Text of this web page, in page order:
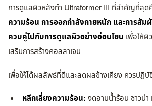
การดูแลผิวหลังทำ Ultraformer III ที่สำคัญที่สุด
ความร้อน การออกกำลังกายหนัก และการสั
ควบคู่ไปกับการดูแลผิวอย่างอ่อนโยน เพื่อให้
เสริมการสร้างคอลลาเจน
เพื่อให้ได้ผลลัพธ์ที่ดีและลดผลข้างเคียง ควรปฏิ
หลีกเลี่ยงความร้อน: งดอาบน้ำร้อน ซาวน่า